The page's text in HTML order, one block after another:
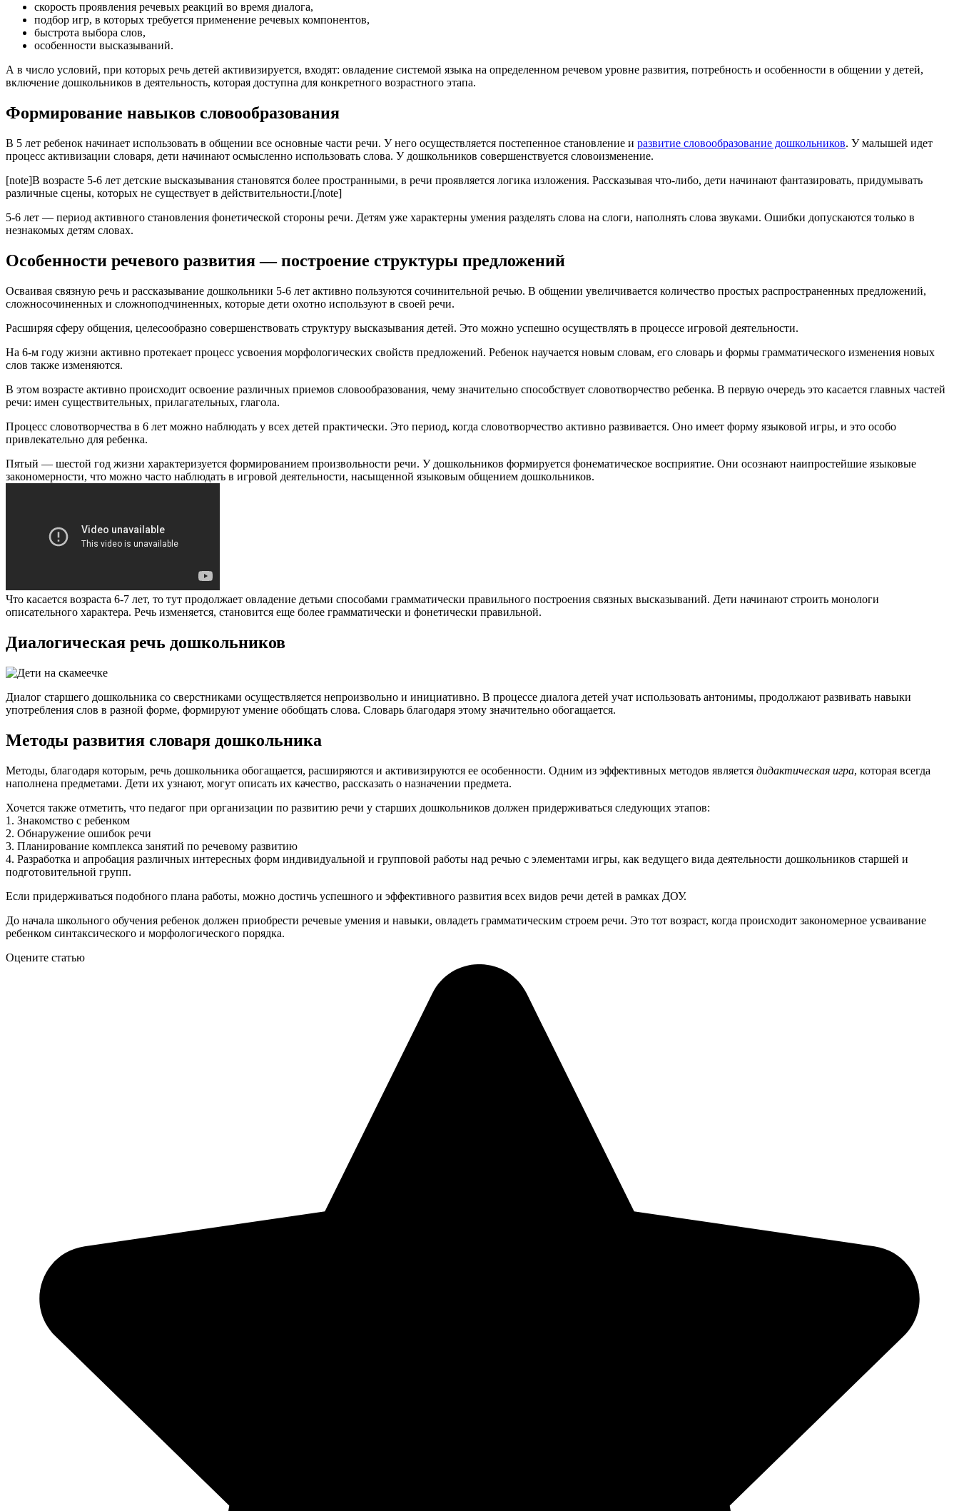
скорость проявления речевых реакций во время диалога,
подбор игр, в которых требуется применение речевых компонентов,
быстрота выбора слов,
особенности высказываний.
А в число условий, при которых речь детей активизируется, входят: овладение системой языка на определенном речевом уровне развития, потребность и особенности в общении у детей,
включение дошкольников в деятельность, которая доступна для конкретного возрастного этапа.
Формирование навыков словообразования
В 5 лет ребенок начинает использовать в общении все основные части речи. У него осуществляется постепенное становление и развитие словообразование дошкольников. У малышей идет
процесс активизации словаря, дети начинают осмысленно использовать слова. У дошкольников совершенствуется словоизменение.
[note]В возрасте 5-6 лет детские высказывания становятся более пространными, в речи проявляется логика изложения. Рассказывая что-либо, дети начинают фантазировать, придумывать
различные сцены, которых не существует в действительности.[/note]
5-6 лет — период активного становления фонетической стороны речи. Детям уже характерны умения разделять слова на слоги, наполнять слова звуками. Ошибки допускаются только в
незнакомых детям словах.
Особенности речевого развития — построение структуры предложений
Осваивая связную речь и рассказывание дошкольники 5-6 лет активно пользуются сочинительной речью. В общении увеличивается количество простых распространенных предложений,
сложносочиненных и сложноподчиненных, которые дети охотно используют в своей речи.
Расширяя сферу общения, целесообразно совершенствовать структуру высказывания детей. Это можно успешно осуществлять в процессе игровой деятельности.
На 6-м году жизни активно протекает процесс усвоения морфологических свойств предложений. Ребенок научается новым словам, его словарь и формы грамматического изменения новых
слов также изменяются.
В этом возрасте активно происходит освоение различных приемов словообразования, чему значительно способствует словотворчество ребенка. В первую очередь это касается главных частей
речи: имен существительных, прилагательных, глагола.
Процесс словотворчества в 6 лет можно наблюдать у всех детей практически. Это период, когда словотворчество активно развивается. Оно имеет форму языковой игры, и это особо
привлекательно для ребенка.
Пятый — шестой год жизни характеризуется формированием произвольности речи. У дошкольников формируется фонематическое восприятие. Они осознают наипростейшие языковые
закономерности, что можно часто наблюдать в игровой деятельности, насыщенной языковым общением дошкольников.
Что касается возраста 6-7 лет, то тут продолжает овладение детьми способами грамматически правильного построения связных высказываний. Дети начинают строить монологи
описательного характера. Речь изменяется, становится еще более грамматически и фонетически правильной.
Диалогическая речь дошкольников
Диалог старшего дошкольника со сверстниками осуществляется непроизвольно и инициативно. В процессе диалога детей учат использовать антонимы, продолжают развивать навыки
употребления слов в разной форме, формируют умение обобщать слова. Словарь благодаря этому значительно обогащается.
Методы развития словаря дошкольника
Методы, благодаря которым, речь дошкольника обогащается, расширяются и активизируются ее особенности. Одним из эффективных методов является дидактическая игра, которая всегда
наполнена предметами. Дети их узнают, могут описать их качество, рассказать о назначении предмета.
Хочется также отметить, что педагог при организации по развитию речи у старших дошкольников должен придерживаться следующих этапов:
1. Знакомство с ребенком
2. Обнаружение ошибок речи
3. Планирование комплекса занятий по речевому развитию
4. Разработка и апробация различных интересных форм индивидуальной и групповой работы над речью с элементами игры, как ведущего вида деятельности дошкольников старшей и
подготовительной групп.
Если придерживаться подобного плана работы, можно достичь успешного и эффективного развития всех видов речи детей в рамках ДОУ.
До начала школьного обучения ребенок должен приобрести речевые умения и навыки, овладеть грамматическим строем речи. Это тот возраст, когда происходит закономерное усваивание
ребенком синтаксического и морфологического порядка.
Оцените статью